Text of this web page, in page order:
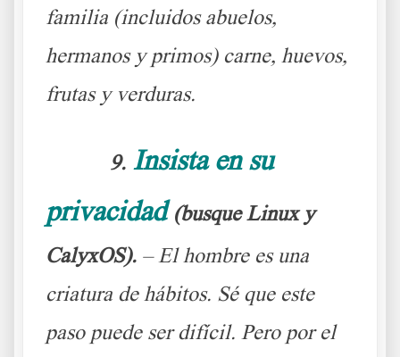
familia (incluidos abuelos,
hermanos y primos) carne, huevos,
frutas y verduras.
9. Insista en su
privacidad(busque Linux y
CalyxOS). – El hombre es una
criatura de hábitos. Sé que este
paso puede ser difícil. Pero por el